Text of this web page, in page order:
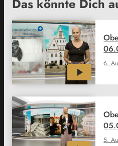
Das könnte Dich
6.
5.